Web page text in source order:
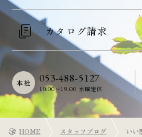
カタログ請求
053-488-5127
10:00〜19:00 水曜定休
本社
HOME スタッフブログ いい